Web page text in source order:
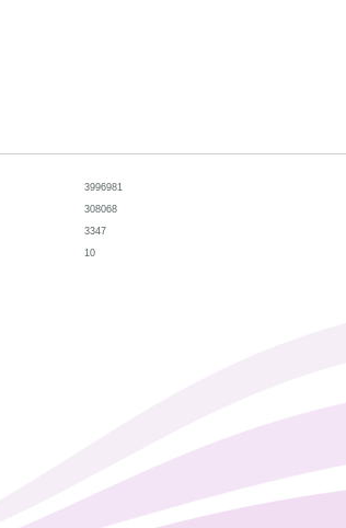
3996981
308068
3347
10